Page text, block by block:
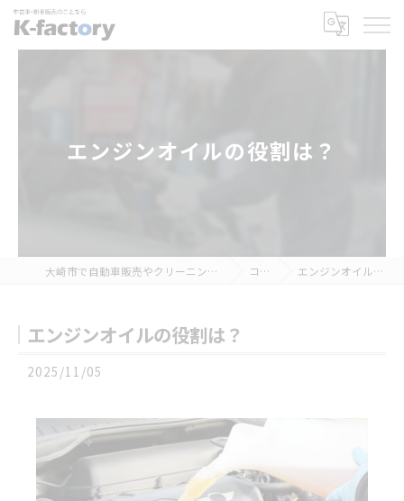
エンジンオイルの役割は？
大崎市で自動車販売やクリーニングなら【K-factory】 コラム エンジンオイルの役割は？
エンジンオイルの役割は？
2025/11/05